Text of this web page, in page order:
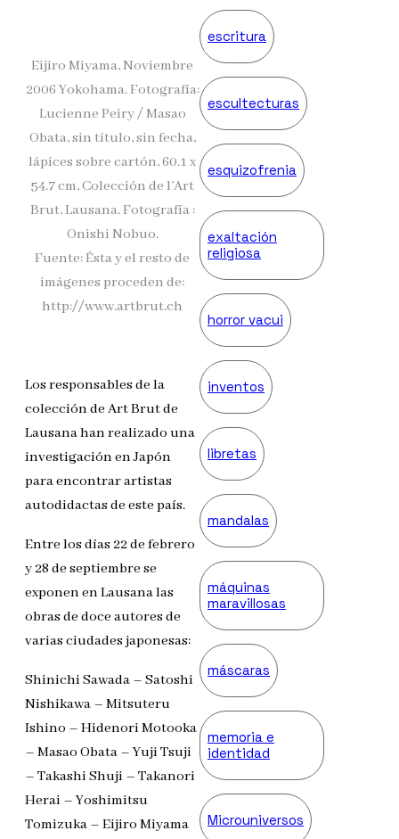
Eijiro Miyama, Noviembre
2006 Yokohama. Fotografía:
Lucienne Peiry / Masao
Obata, sin título, sin fecha,
lápices sobre cartón, 60.1 x
54.7 cm, Colección de l’Art
Brut, Lausana. Fotografía :
Onishi Nobuo.
Fuente: Ésta y el resto de
imágenes proceden de:
http://www.artbrut.ch
Los responsables de la
colección de Art Brut de
Lausana han realizado una
investigación en Japón
para encontrar artistas
autodidactas de este país.
Entre los días 22 de febrero
y 28 de septiembre se
exponen en Lausana las
obras de doce autores de
varias ciudades japonesas:
Shinichi Sawada – Satoshi
Nishikawa – Mitsuteru
Ishino – Hidenori Motooka
– Masao Obata – Yuji Tsuji
– Takashi Shuji – Takanori
Herai – Yoshimitsu
Tomizuka – Eijiro Miyama
escritura
escultecturas
esquizofrenia
exaltación
religiosa
horror vacui
inventos
libretas
mandalas
máquinas
maravillosas
máscaras
memoria e
identidad
Microuniversos